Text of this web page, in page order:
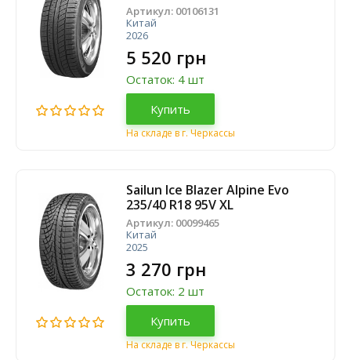
Артикул: 00106131
Китай
2026
5 520 грн
Остаток: 4 шт
Купить
На складе в г. Черкассы
Sailun Ice Blazer Alpine Evo
235/40 R18 95V XL
Артикул: 00099465
Китай
2025
3 270 грн
Остаток: 2 шт
Купить
На складе в г. Черкассы